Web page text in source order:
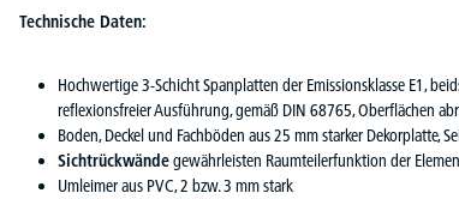
Technische Daten:
Hochwertige 3-Schicht Spanplatten der Emissionsklasse E1,
reflexionsfreier Ausführung, gemäß DIN 68765, Oberflächen
Boden, Deckel und Fachböden aus 25 mm starker Dekorplatte,
Sichtrückwändegewährleisten Raumteilerfunktion der
Umleimer aus PVC, 2 bzw. 3 mm stark